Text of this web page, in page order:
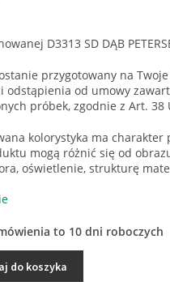
D3313 SD DĄB
przygotowany na
odstąpienia od umowy
próbek, zgodnie z Art.
kolorystyka ma charakter
mogą różnić się od
oświetlenie, strukturę
to 10 dni roboczych
do koszyka